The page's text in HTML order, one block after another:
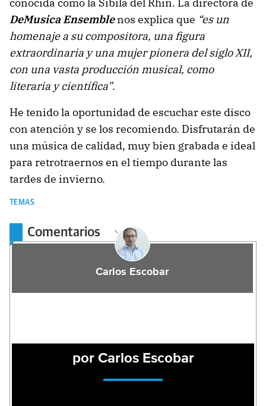
conocida como la Sibila del Rhin. La directora de
DeMusica Ensemblenos explica que “es un
homenaje a su compositora, una figura
extraordinaria y una mujer pionera del siglo XII,
con una vasta producción musical, como
literaria y científica”.
He tenido la oportunidad de escuchar este disco
con atención y se los recomiendo. Disfrutarán de
una música de calidad, muy bien grabada e ideal
para retrotraernos en el tiempo durante las
tardes de invierno.
TEMAS
Comentarios
Carlos Escobar
por Carlos Escobar